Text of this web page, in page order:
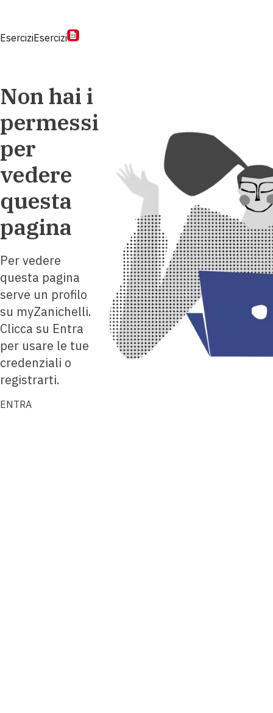
EserciziEsercizi
Non hai i
permessi
per
vedere
questa
pagina
Per vedere
questa pagina
serve un profilo
su myZanichelli.
Clicca su Entra
per usare le tue
credenziali o
registrarti.
ENTRA